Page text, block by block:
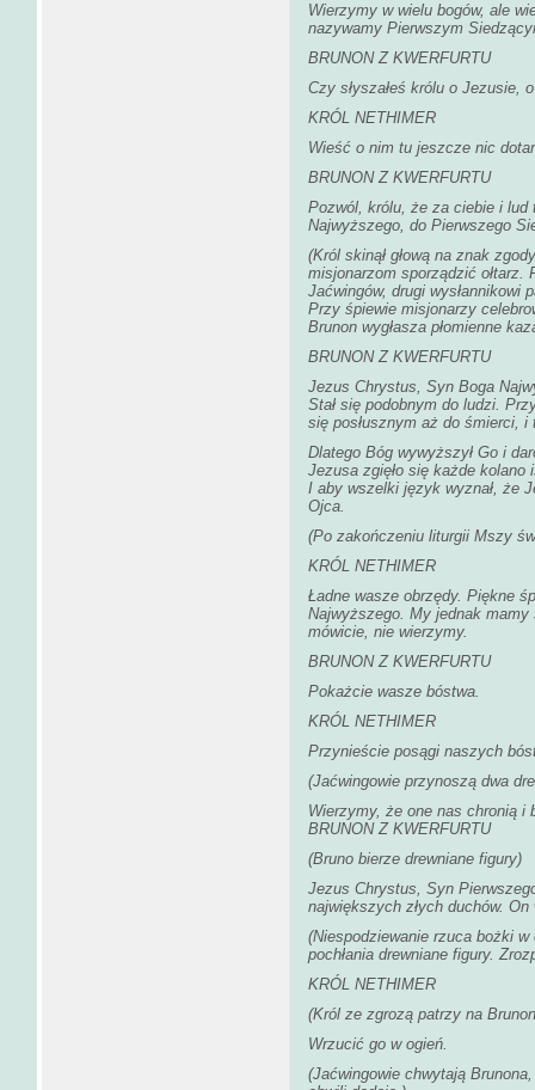
Wierzymy w wielu bogów, ale
nazywamy Pierwszym
BRUNON Z KWERFURTU
Czy słyszałeś królu o Jezusie,
KRÓL NETHIMER
Wieść o nim tu jeszcze nic
BRUNON Z KWERFURTU
Pozwól, królu, że za ciebie i
Najwyższego, do Pierwszego
(Król skinął głową na znak
misjonarzom sporządzić ołtarz.
Jaćwingów, drugi wysłannikowi
Przy śpiewie misjonarzy
Brunon wygłasza płomienne
BRUNON Z KWERFURTU
Jezus Chrystus, Syn Boga
Stał się podobnym do ludzi.
się posłusznym aż do śmierci,
Dlatego Bóg wywyższył Go i
Jezusa zgięło się każde
I aby wszelki język wyznał, że
Ojca.
(Po zakończeniu liturgii Mszy
KRÓL NETHIMER
Ładne wasze obrzędy. Piękne
Najwyższego. My jednak
mówicie, nie wierzymy.
BRUNON Z KWERFURTU
Pokażcie wasze bóstwa.
KRÓL NETHIMER
Przynieście posągi naszych
(Jaćwingowie przynoszą dwa
Wierzymy, że one nas chronią i
BRUNON Z KWERFURTU
(Bruno bierze drewniane figury)
Jezus Chrystus, Syn
największych złych duchów. On
(Niespodziewanie rzuca bożki
pochłania drewniane figury.
KRÓL NETHIMER
(Król ze zgrozą patrzy na
Wrzucić go w ogień.
(Jaćwingowie chwytają